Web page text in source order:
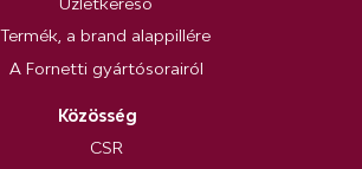
Üzletkereső
Termék, a brand alappillére
A Fornetti gyártósorairól
Közösség
CSR